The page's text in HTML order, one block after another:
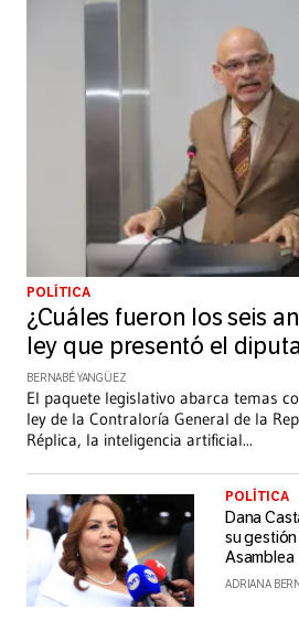
POLÍTICA
¿Cuáles fueron los seis
ley que presentó el
BERNABÉ YANGÜEZ
El paquete legislativo abarca temas
ley de la Contraloría General de la
Réplica, la inteligencia artificial...
POLÍTICA
Dana
su
Asamblea
ADRIANA